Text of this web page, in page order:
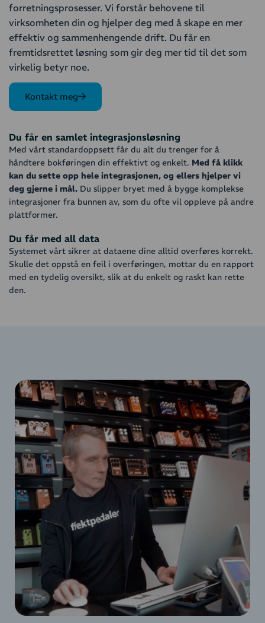
forretningsprosesser. Vi forstår behovene til
virksomheten din og hjelper deg med å skape en mer
effektiv og sammenhengende drift. Du får en
fremtidsrettet løsning som gir deg mer tid til det som
virkelig betyr noe.
Kontakt meg
Du får en samlet integrasjonsløsning
Med vårt standardoppsett får du alt du trenger for å
håndtere bokføringen din effektivt og enkelt. Med få klikk
kan du sette opp hele integrasjonen, og ellers hjelper vi
deg gjerne i mål. Du slipper bryet med å bygge komplekse
integrasjoner fra bunnen av, som du ofte vil oppleve på andre
plattformer.
Du får med all data
Systemet vårt sikrer at dataene dine alltid overføres korrekt.
Skulle det oppstå en feil i overføringen, mottar du en rapport
med en tydelig oversikt, slik at du enkelt og raskt kan rette
den.